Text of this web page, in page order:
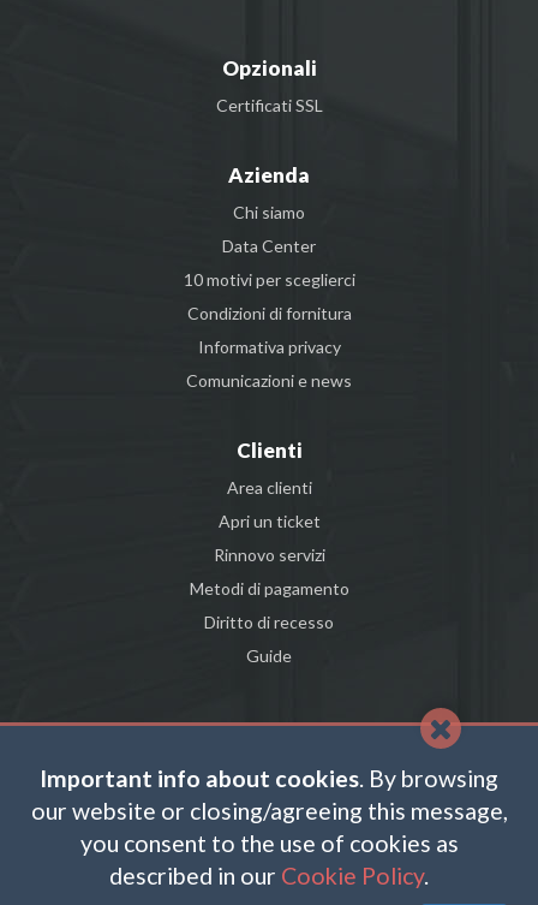
Opzionali
Certificati SSL
Azienda
Chi siamo
Data Center
10 motivi per sceglierci
Condizioni di fornitura
Informativa privacy
Comunicazioni e news
Clienti
Area clienti
Apri un ticket
Rinnovo servizi
Metodi di pagamento
Diritto di recesso
Guide
TWITTER
LINKEDIN
Important info about cookies. By browsing
our website or closing/agreeing this message,
you consent to the use of cookies as
described in our Cookie Policy.